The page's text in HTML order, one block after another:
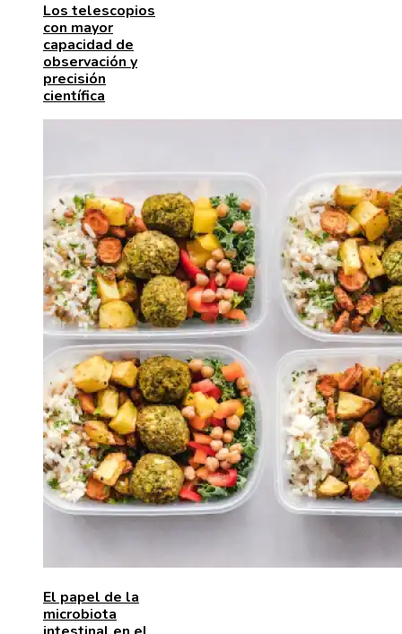
Los telescopios
con mayor
capacidad de
observación y
precisión
científica
El papel de la
microbiota